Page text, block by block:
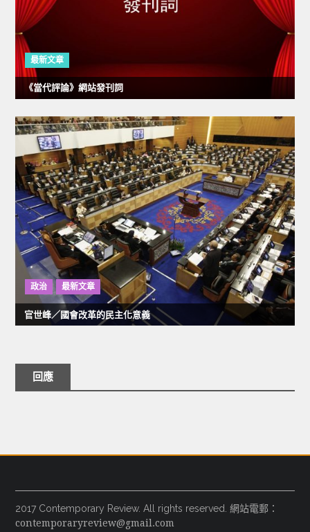
最新文章
《當代評論》網站發刊詞
政治 最新文章
官世峰／國會改革的民主化意義
回應
2017 Contemporary Review. All rights reserved. 網站電郵：
contemporaryreview@gmail.com